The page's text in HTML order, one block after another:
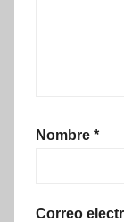
Nombre *
Correo